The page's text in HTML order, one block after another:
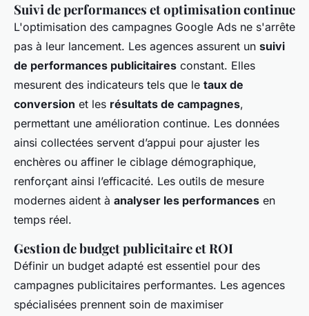
Suivi de performances et optimisation continue
L'optimisation des campagnes Google Ads ne s'arrête
pas à leur lancement. Les agences assurent un suivi
de performances publicitaires constant. Elles
mesurent des indicateurs tels que le taux de
conversion et les résultats de campagnes,
permettant une amélioration continue. Les données
ainsi collectées servent d’appui pour ajuster les
enchères ou affiner le ciblage démographique,
renforçant ainsi l’efficacité. Les outils de mesure
modernes aident à analyser les performances en
temps réel.
Gestion de budget publicitaire et ROI
Définir un budget adapté est essentiel pour des
campagnes publicitaires performantes. Les agences
spécialisées prennent soin de maximiser